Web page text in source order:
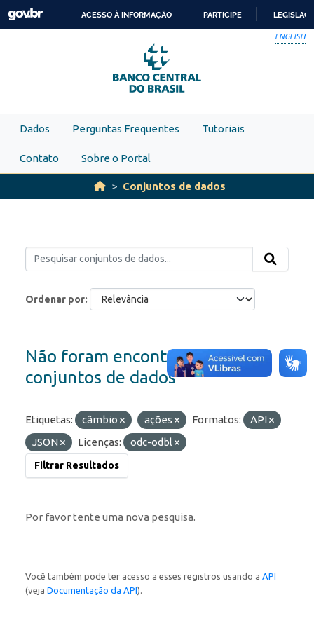
Skip to main content
PARA
O
CONTEÚDO
ACESSO À INFORMAÇÃO PARTICIPE
ENGLISH
Dados Perguntas Frequentes Tutoriais
Contato Sobre o Portal
Conjuntos de dados
Ordenar por
Não foram encontrados
conjuntos de dados
Etiquetas: câmbio ações Formatos:
API
JSON
Licenças: odc-odbl
Filtrar Resultados
Por favor tente uma nova pesquisa.
Você também pode ter acesso a esses registros usando a API
(veja Documentação da API).